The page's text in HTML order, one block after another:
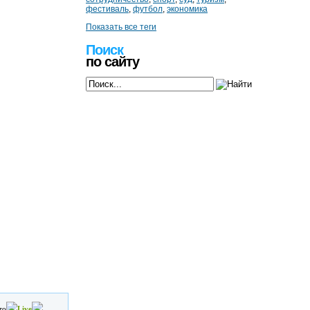
фестиваль, футбол, экономика
Показать все теги
Поиск
по сайту